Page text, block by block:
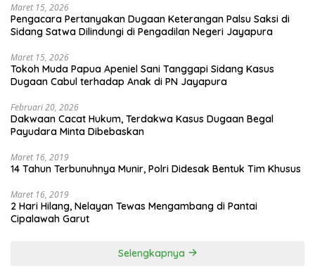
Maret 15, 2026
Pengacara Pertanyakan Dugaan Keterangan Palsu Saksi di
Sidang Satwa Dilindungi di Pengadilan Negeri Jayapura
Maret 15, 2026
Tokoh Muda Papua Apeniel Sani Tanggapi Sidang Kasus
Dugaan Cabul terhadap Anak di PN Jayapura
Februari 20, 2026
Dakwaan Cacat Hukum, Terdakwa Kasus Dugaan Begal
Payudara Minta Dibebaskan
Maret 16, 2019
14 Tahun Terbunuhnya Munir, Polri Didesak Bentuk Tim Khusus
Maret 16, 2019
2 Hari Hilang, Nelayan Tewas Mengambang di Pantai
Cipalawah Garut
Selengkapnya